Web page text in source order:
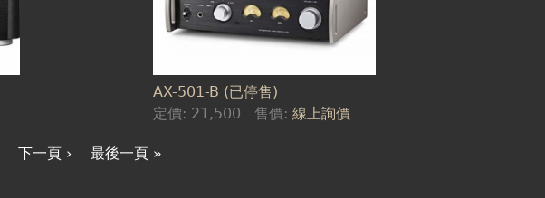
AX-501-B (已停售)
定價: 21,500 售價:線上詢價
下一頁 › 最後一頁 »